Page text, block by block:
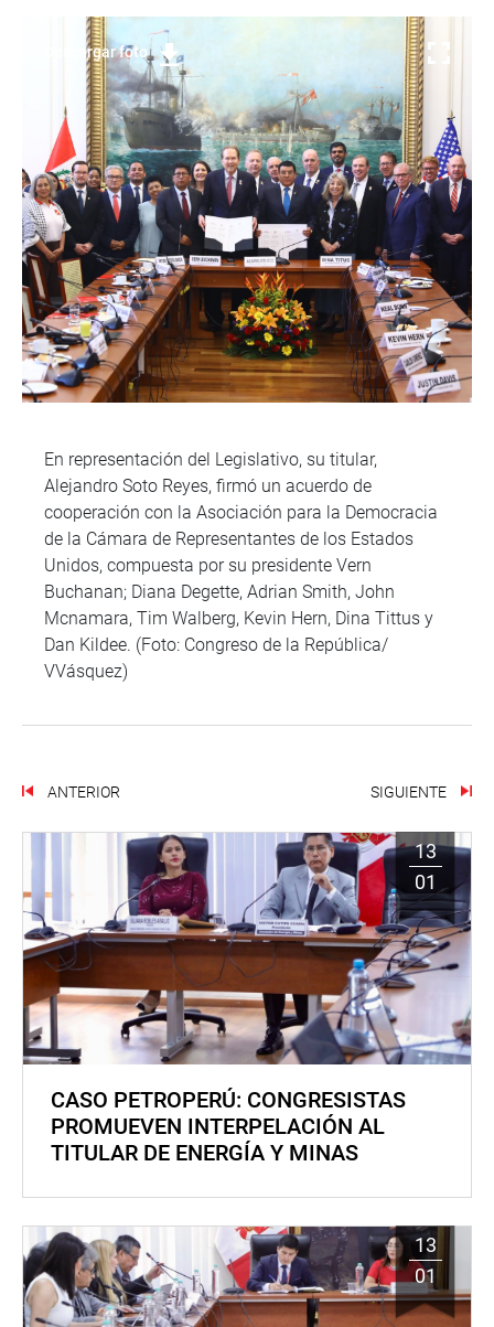
Descargar foto
En representación del Legislativo, su titular,
Alejandro Soto Reyes, firmó un acuerdo de
cooperación con la Asociación para la Democracia
de la Cámara de Representantes de los Estados
Unidos, compuesta por su presidente Vern
Buchanan; Diana Degette, Adrian Smith, John
Mcnamara, Tim Walberg, Kevin Hern, Dina Tittus y
Dan Kildee. (Foto: Congreso de la República/
VVásquez)
ANTERIOR SIGUIENTE
13
01
CASO PETROPERÚ: CONGRESISTAS
PROMUEVEN INTERPELACIÓN AL
TITULAR DE ENERGÍA Y MINAS
13
01